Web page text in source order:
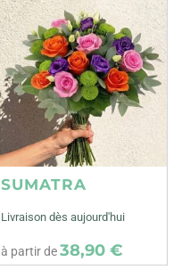
SUMATRA
Livraison dès aujourd'hui
à partir de38,90 €